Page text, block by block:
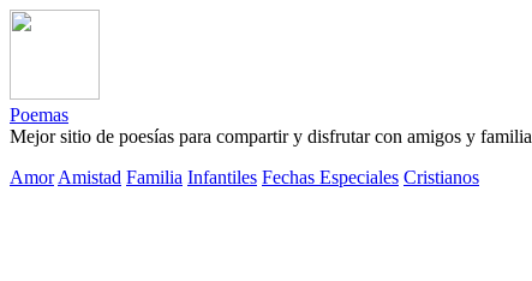
Poemas
Mejor sitio de poesías para compartir y disfrutar con amigos y familia
Amor Amistad Familia Infantiles Fechas Especiales Cristianos